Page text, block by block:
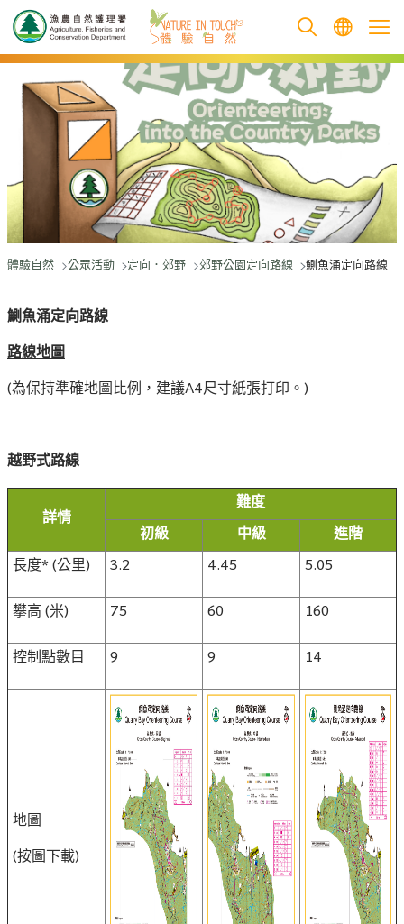
跳至主要內容
體驗自然 公眾活動 定向．郊野 郊野公園定向路線 鰂魚涌定向路線
鰂魚涌定向路線
路線地圖
(為保持準確地圖比例，建議A4尺寸紙張打印。)
越野式路線
詳情
難度
初級
中級
進階
長度* (公里)
3.2 4.45
5.05
攀高 (米)
75 60
160
控制點數目
9 9 14
地圖
(按圖下載)